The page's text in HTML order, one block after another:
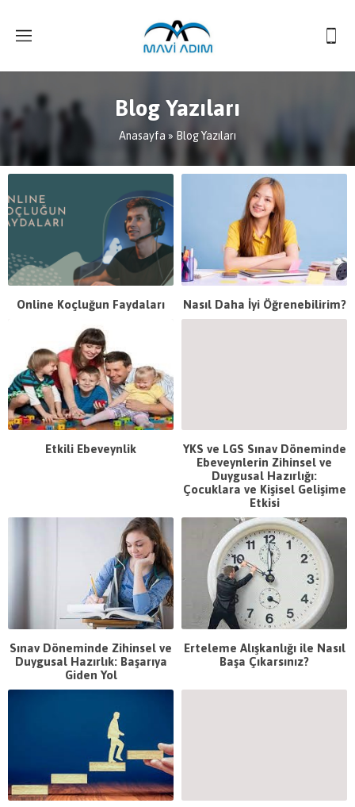
Blog Yazıları
Anasayfa » Blog Yazıları
Online Koçluğun Faydaları Nasıl Daha İyi Öğrenebilirim?
Etkili Ebeveynlik
YKS ve LGS Sınav Döneminde
Ebeveynlerin Zihinsel ve
Duygusal Hazırlığı:
Çocuklara ve Kişisel Gelişime
Etkisi
Sınav Döneminde Zihinsel ve
Duygusal Hazırlık: Başarıya
Giden Yol
Erteleme Alışkanlığı ile Nasıl
Başa Çıkarsınız?